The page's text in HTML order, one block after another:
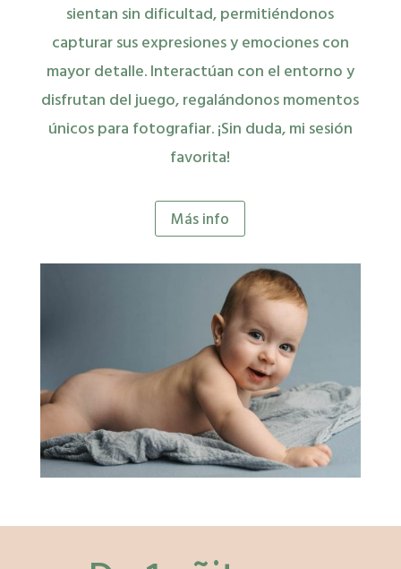
sientan sin dificultad, permitiéndonos
capturar sus expresiones y emociones con
mayor detalle. Interactúan con el entorno y
disfrutan del juego, regalándonos momentos
únicos para fotografiar. ¡Sin duda, mi sesión
favorita!
Más info